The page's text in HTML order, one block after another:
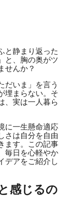
と静まり返った
と、胸の奥がツ
せんか？
だいま」を言う
埋まらない。そ
、実は一人暮ら
に一生懸命適応
さは自分を自由
ます。この記事
毎日を心軽やか
デアをご紹介し
感じるの